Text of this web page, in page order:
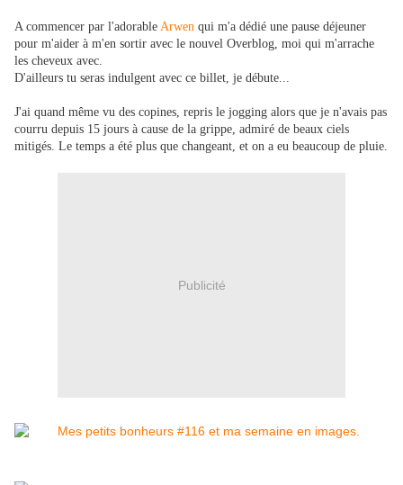
A commencer par l'adorable Arwen qui m'a dédié une pause déjeuner
pour m'aider à m'en sortir avec le nouvel Overblog, moi qui m'arrache
les cheveux avec.
D'ailleurs tu seras indulgent avec ce billet, je débute...
J'ai quand même vu des copines, repris le jogging alors que je n'avais pas
courru depuis 15 jours à cause de la grippe, admiré de beaux ciels
mitigés. Le temps a été plus que changeant, et on a eu beaucoup de pluie.
Publicité